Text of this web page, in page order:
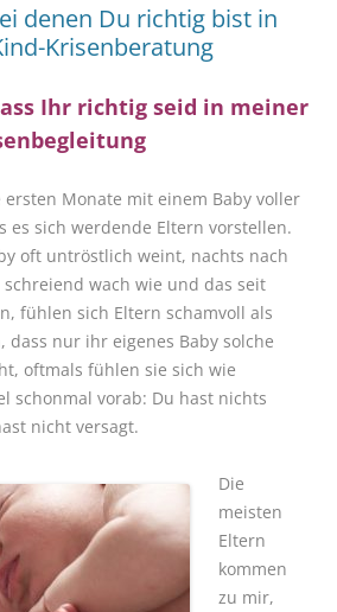
denen Du richtig bist in
Krisenberatung
Ihr richtig seid in meiner
Monate mit einem Baby voller
es sich werdende Eltern vorstellen.
oft untröstlich weint, nachts nach
wach wie und das seit
fühlen sich Eltern schamvoll als
dass nur ihr eigenes Baby solche
oftmals fühlen sie sich wie
schonmal vorab: Du hast nichts
nicht versagt.
Die
meisten
Eltern
kommen
zu mir,